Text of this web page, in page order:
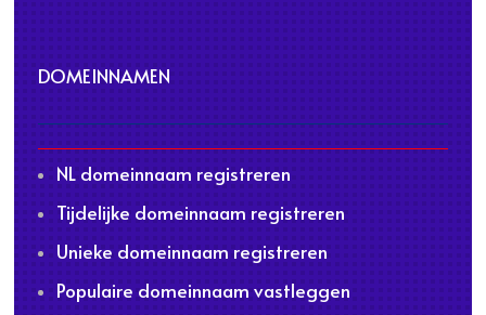
DOMEINNAMEN
NL domeinnaam registreren
Tijdelijke domeinnaam registreren
Unieke domeinnaam registreren
Populaire domeinnaam vastleggen